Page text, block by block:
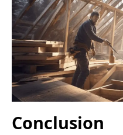
Conclusion